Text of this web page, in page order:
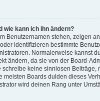
wie kann ich ihn ändern?
Benutzernamen stehen, zeigen
identifizieren bestimmte
Normalerweise kannst
ändern, da sie von der Board-
schreibe keine sinnlosen Beiträge,
meisten Boards dulden dieses
wird deinen Rang unter